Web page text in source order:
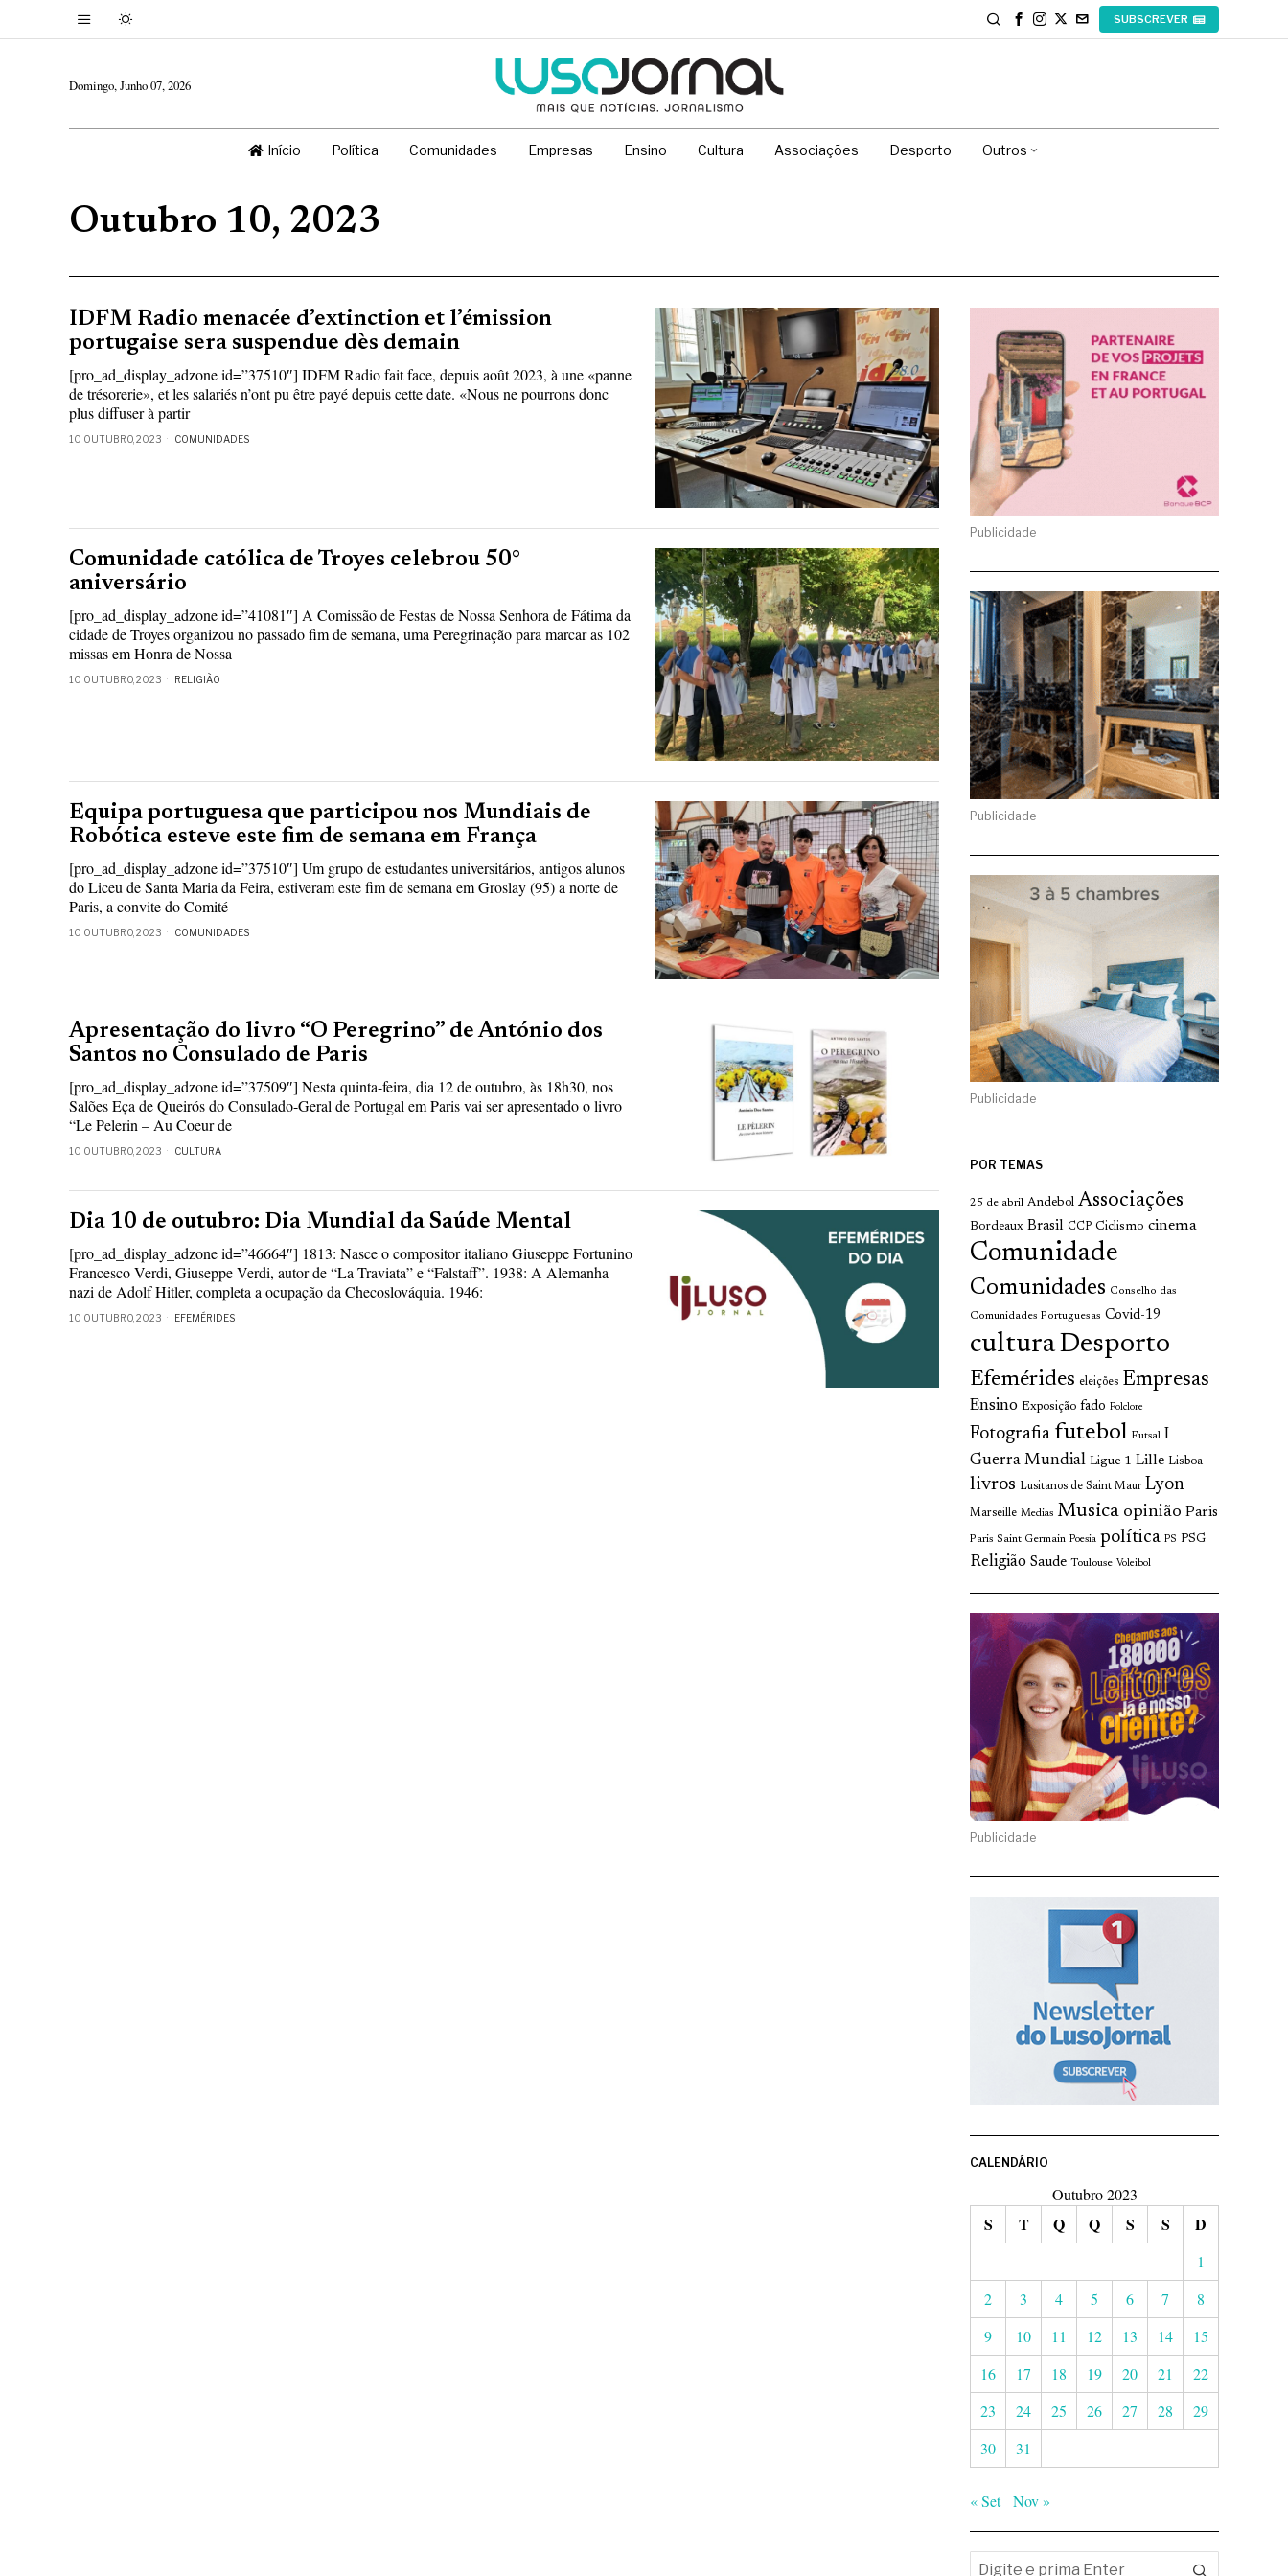
SUBSCREVER
Domingo, Junho 07, 2026
Início Política Comunidades Empresas Ensino Cultura Associações Desporto Outros
Outubro 10, 2023
IDFM Radio menacée d’extinction et l’émission
portugaise sera suspendue dès demain
[pro_ad_display_adzone id=”37510″] IDFM Radio fait face, depuis août 2023, à une «panne
de trésorerie», et les salariés n’ont pu être payé depuis cette date. «Nous ne pourrons donc
plus diffuser à partir
10 OUTUBRO, 2023 COMUNIDADES
Comunidade católica de Troyes celebrou 50°
aniversário
[pro_ad_display_adzone id=”41081″] A Comissão de Festas de Nossa Senhora de Fátima da
cidade de Troyes organizou no passado fim de semana, uma Peregrinação para marcar as 102
missas em Honra de Nossa
10 OUTUBRO, 2023 RELIGIÃO
Equipa portuguesa que participou nos Mundiais de
Robótica esteve este fim de semana em França
[pro_ad_display_adzone id=”37510″] Um grupo de estudantes universitários, antigos alunos
do Liceu de Santa Maria da Feira, estiveram este fim de semana em Groslay (95) a norte de
Paris, a convite do Comité
10 OUTUBRO, 2023 COMUNIDADES
Apresentação do livro “O Peregrino” de António dos
Santos no Consulado de Paris
[pro_ad_display_adzone id=”37509″] Nesta quinta-feira, dia 12 de outubro, às 18h30, nos
Salões Eça de Queirós do Consulado-Geral de Portugal em Paris vai ser apresentado o livro
“Le Pelerin – Au Coeur de
10 OUTUBRO, 2023 CULTURA
Dia 10 de outubro: Dia Mundial da Saúde Mental
[pro_ad_display_adzone id=”46664″] 1813: Nasce o compositor italiano Giuseppe Fortunino
Francesco Verdi, Giuseppe Verdi, autor de “La Traviata” e “Falstaff”. 1938: A Alemanha
nazi de Adolf Hitler, completa a ocupação da Checoslováquia. 1946:
10 OUTUBRO, 2023 EFEMÉRIDES
Publicidade
Publicidade
Publicidade
POR TEMAS
25 de abril Andebol Associações
Bordeaux Brasil CCP Ciclismo cinema
Comunidade
Comunidades Conselho das
Comunidades Portuguesas Covid-19
culturaDesporto
Efemérides eleições Empresas
Ensino Exposição fado Folclore
Fotografia futebol Futsal I
Guerra Mundial Ligue 1 Lille Lisboa
livros Lusitanos de Saint Maur Lyon
Marseille Medias Musica opinião Paris
Paris Saint Germain Poesia política PS PSG
Religião Saude Toulouse Voleibol
Publicidade
CALENDÁRIO
Outubro 2023
S T Q Q S S D
1
2
3 4 5 6 7
8
9
10 11 12 13 14
15
16
17 18 19 20 21
22
23
24 25 26 27 28
29
30
31
« Set Nov »